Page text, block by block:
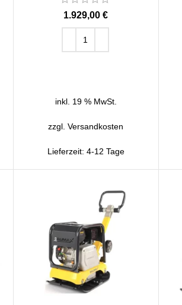
€
inkl. 19 % MwSt.
zzgl.Versandkosten
Lieferzeit: 4-12 Tage